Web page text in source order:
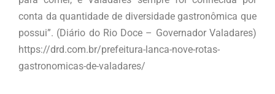
conta da quantidade de diversidade gastronômica que
possui”. (Diário do Rio Doce – Governador Valadares)
https://drd.com.br/prefeitura-lanca-nove-rotas-
gastronomicas-de-valadares/